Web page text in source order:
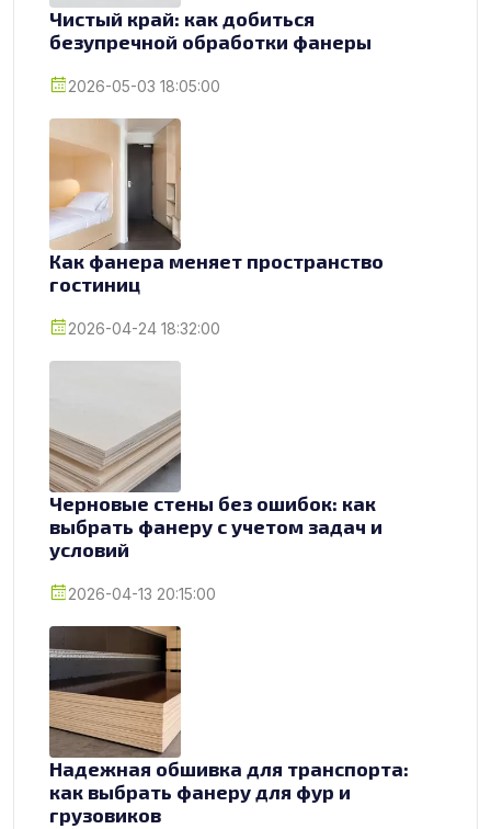
Чистый край: как добиться
безупречной обработки фанеры
2026-05-03 18:05:00
Как фанера меняет пространство
гостиниц
2026-04-24 18:32:00
Черновые стены без ошибок: как
выбрать фанеру с учетом задач и
условий
2026-04-13 20:15:00
Надежная обшивка для транспорта:
как выбрать фанеру для фур и
грузовиков